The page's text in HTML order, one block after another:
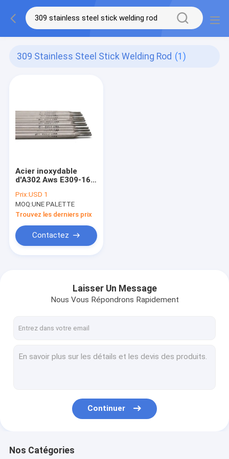
309 Stainless Steel Stick Welding Rod (1)
Acier inoxydable
d'A302 Aws E309-16
Stick Electrodes
Prix:USD 1
MOQ:UNE PALETTE
Trouvez les derniers prix
Contactez
Laisser Un Message
Nous Vous Répondrons Rapidement
Continuer
Nos Catégories